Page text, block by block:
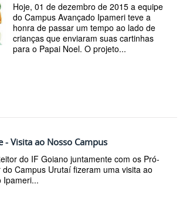
Hoje, 01 de dezembro de 2015 a equipe
do Campus Avançado Ipameri teve a
honra de passar um tempo ao lado de
crianças que enviaram suas cartinhas
para o Papai Noel. O projeto...
- Visita ao Nosso Campus
do IF Goiano juntamente com os Pró-
Campus Urutaí fizeram uma visita ao
Ipameri...